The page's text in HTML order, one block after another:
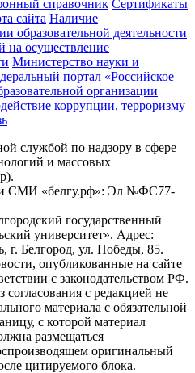
справочник Сертификаты
сайта Наличие
образовательной деятельности
на осуществление
Министерствo науки и
портал «Российское
организации
коррупции, терроризму
службой по надзору в сфере
и массовых
СМИ «белгу.рф»: Эл №ФС77-
государственный
университет». Адрес:
г. Белгород, ул. Победы, 85.
опубликованные на сайте
с законодательством РФ.
согласования с редакцией не
материала с обязательной
с которой материал
размещаться
оригинальный
цитируемого блока.